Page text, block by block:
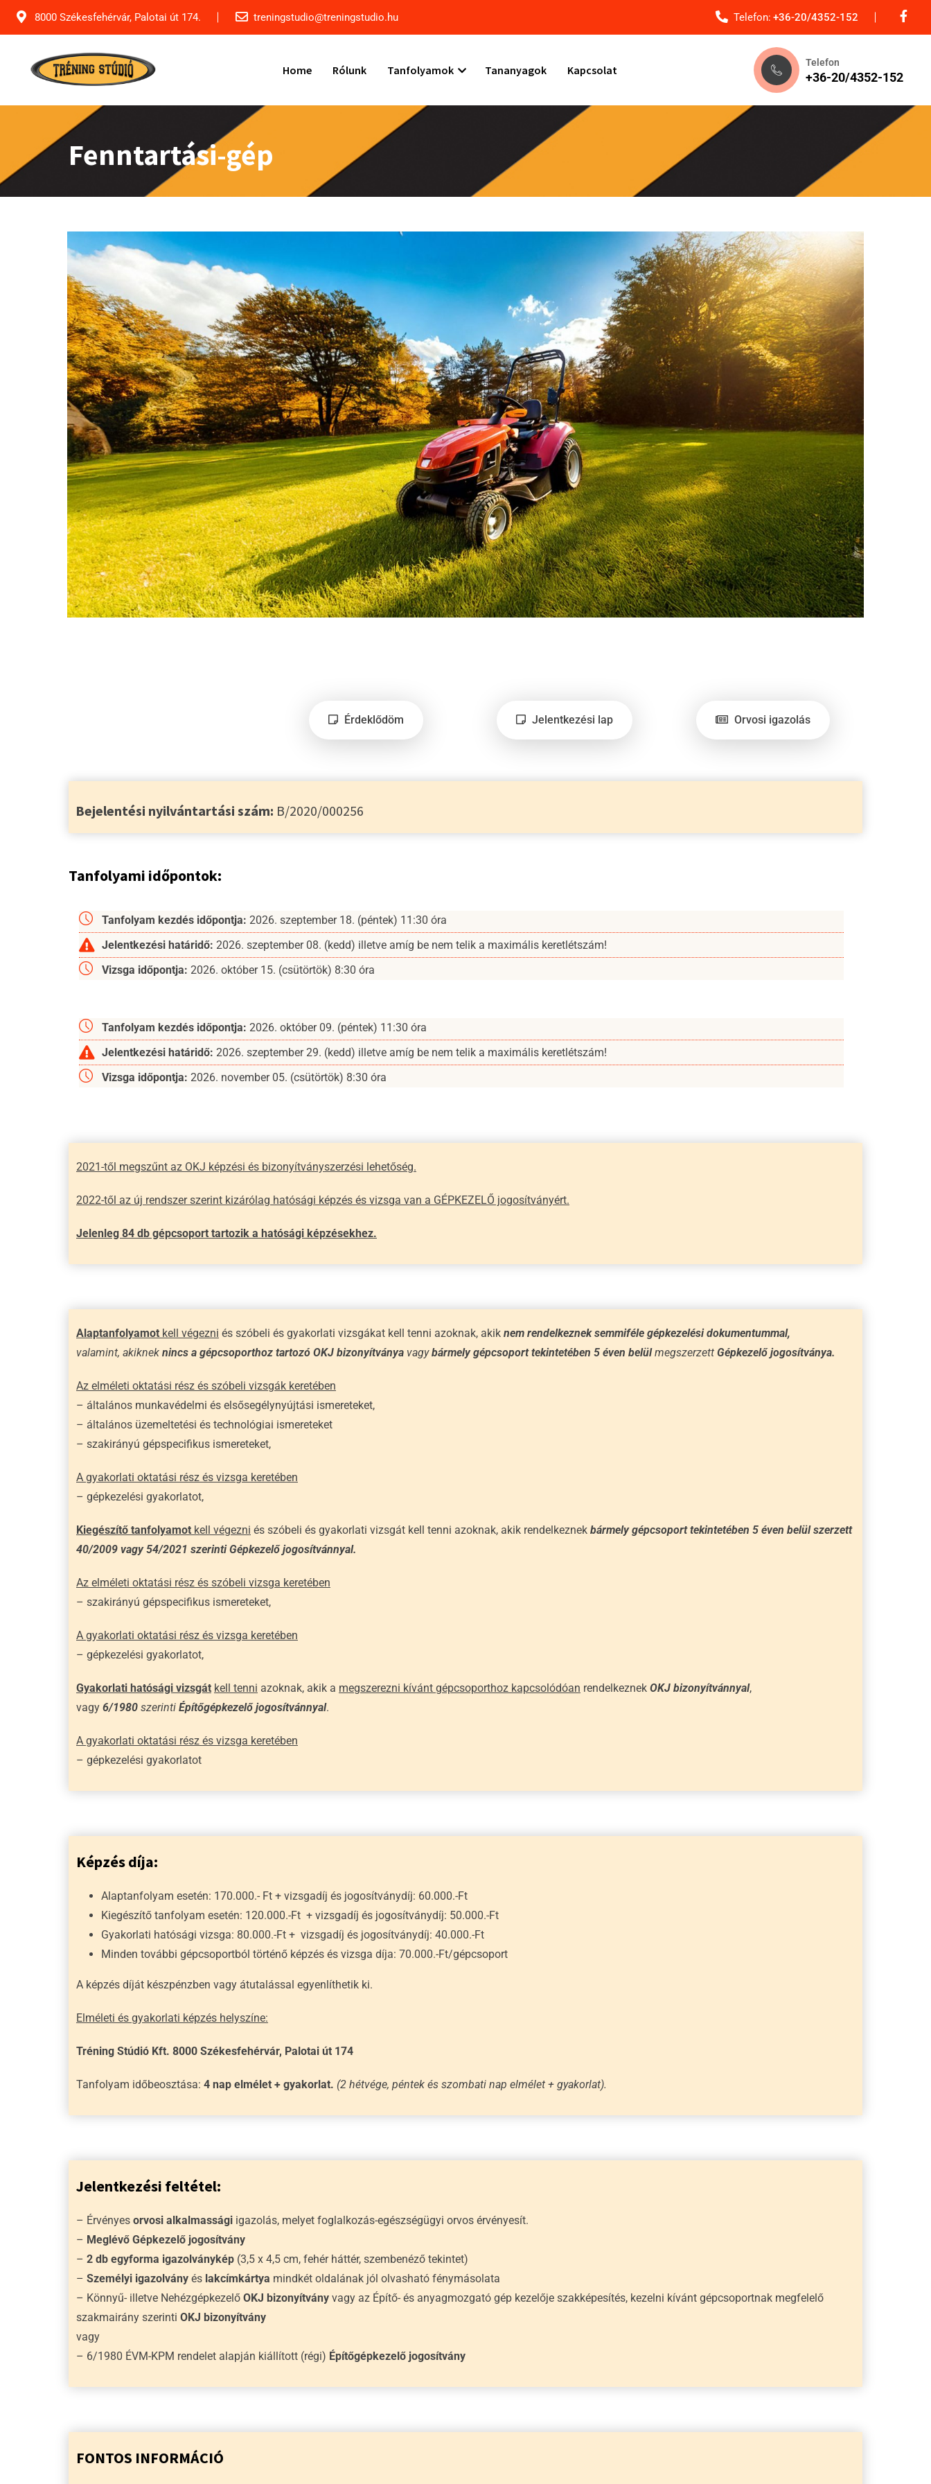
8000 Székesfehérvár, Palotai út 174. treningstudio@treningstudio.hu Telefon: +36-20/4352-152
Home Rólunk Tanfolyamok Tananyagok Kapcsolat
Telefon
+36-20/4352-152
Fenntartási-gép
Érdeklődöm Jelentkezési lap Orvosi igazolás
Bejelentési nyilvántartási szám: B/2020/000256
Tanfolyami időpontok:
Tanfolyam kezdés időpontja: 2026. szeptember 18. (péntek) 11:30 óra
Jelentkezési határidő: 2026. szeptember 08. (kedd) illetve amíg be nem telik a maximális keretlétszám!
Vizsga időpontja: 2026. október 15. (csütörtök) 8:30 óra
Tanfolyam kezdés időpontja: 2026. október 09. (péntek) 11:30 óra
Jelentkezési határidő: 2026. szeptember 29. (kedd) illetve amíg be nem telik a maximális keretlétszám!
Vizsga időpontja: 2026. november 05. (csütörtök) 8:30 óra
2021-től megszűnt az OKJ képzési és bizonyítványszerzési lehetőség.
2022-től az új rendszer szerint kizárólag hatósági képzés és vizsga van a GÉPKEZELŐ jogosítványért.
Jelenleg 84 db gépcsoport tartozik a hatósági képzésekhez.
Alaptanfolyamot kell végezni és szóbeli és gyakorlati vizsgákat kell tenni azoknak, akik nem rendelkeznek semmiféle gépkezelési dokumentummal,
valamint, akiknek nincs a gépcsoporthoz tartozó OKJ bizonyítványa vagybármely gépcsoport tekintetében 5 éven belülmegszerzett Gépkezelő jogosítványa.
Az elméleti oktatási rész és szóbeli vizsgák keretében
– általános munkavédelmi és elsősegélynyújtási ismereteket,
– általános üzemeltetési és technológiai ismereteket
– szakirányú gépspecifikus ismereteket,
A gyakorlati oktatási rész és vizsga keretében
– gépkezelési gyakorlatot,
Kiegészítő tanfolyamot kell végezni és szóbeli és gyakorlati vizsgát kell tenni azoknak, akik rendelkeznek bármely gépcsoport tekintetében 5 éven belül szerzett
40/2009 vagy 54/2021 szerinti Gépkezelő jogosítvánnyal.
Az elméleti oktatási rész és szóbeli vizsga keretében
– szakirányú gépspecifikus ismereteket,
A gyakorlati oktatási rész és vizsga keretében
– gépkezelési gyakorlatot,
Gyakorlati hatósági vizsgát kell tenni azoknak, akik a megszerezni kívánt gépcsoporthoz kapcsolódóan rendelkeznek OKJ bizonyítvánnyal,
vagy 6/1980 szerinti Építőgépkezelő jogosítvánnyal.
A gyakorlati oktatási rész és vizsga keretében
– gépkezelési gyakorlatot
Képzés díja:
Alaptanfolyam esetén: 170.000.- Ft + vizsgadíj és jogosítványdíj: 60.000.-Ft
Kiegészítő tanfolyam esetén: 120.000.-Ft + vizsgadíj és jogosítványdíj: 50.000.-Ft
Gyakorlati hatósági vizsga: 80.000.-Ft + vizsgadíj és jogosítványdíj: 40.000.-Ft
Minden további gépcsoportból történő képzés és vizsga díja: 70.000.-Ft/gépcsoport
A képzés díját készpénzben vagy átutalással egyenlíthetik ki.
Elméleti és gyakorlati képzés helyszíne:
Tréning Stúdió Kft. 8000 Székesfehérvár, Palotai út 174
Tanfolyam időbeosztása: 4 nap elmélet + gyakorlat. (2 hétvége, péntek és szombati nap elmélet + gyakorlat).
Jelentkezési feltétel:
– Érvényes orvosi alkalmassági igazolás, melyet foglalkozás-egészségügyi orvos érvényesít.
– Meglévő Gépkezelő jogosítvány
– 2 db egyforma igazolványkép (3,5 x 4,5 cm, fehér háttér, szembenéző tekintet)
– Személyi igazolvány és lakcímkártya mindkét oldalának jól olvasható fénymásolata
– Könnyű- illetve Nehézgépkezelő OKJ bizonyítvány vagy az Építő- és anyagmozgató gép kezelője szakképesítés, kezelni kívánt gépcsoportnak megfelelő
szakmairány szerinti OKJ bizonyítvány
vagy
– 6/1980 ÉVM-KPM rendelet alapján kiállított (régi) Építőgépkezelő jogosítvány
FONTOS INFORMÁCIÓ